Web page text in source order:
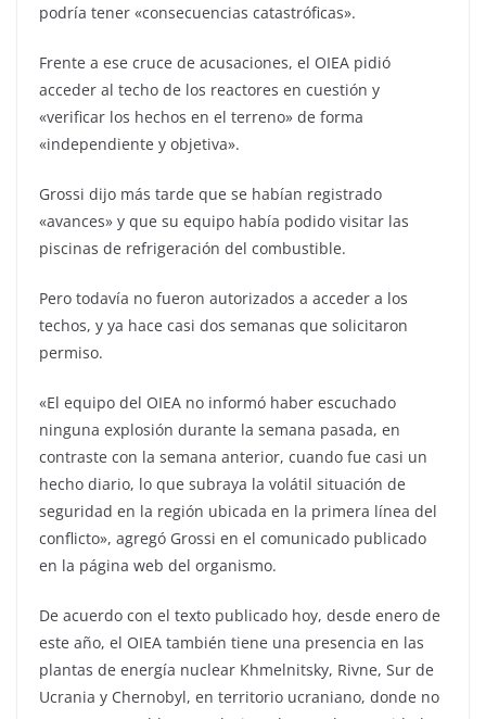
podría tener «consecuencias catastróficas».
Frente a ese cruce de acusaciones, el OIEA pidió
acceder al techo de los reactores en cuestión y
«verificar los hechos en el terreno» de forma
«independiente y objetiva».
Grossi dijo más tarde que se habían registrado
«avances» y que su equipo había podido visitar las
piscinas de refrigeración del combustible.
Pero todavía no fueron autorizados a acceder a los
techos, y ya hace casi dos semanas que solicitaron
permiso.
«El equipo del OIEA no informó haber escuchado
ninguna explosión durante la semana pasada, en
contraste con la semana anterior, cuando fue casi un
hecho diario, lo que subraya la volátil situación de
seguridad en la región ubicada en la primera línea del
conflicto», agregó Grossi en el comunicado publicado
en la página web del organismo.
De acuerdo con el texto publicado hoy, desde enero de
este año, el OIEA también tiene una presencia en las
plantas de energía nuclear Khmelnitsky, Rivne, Sur de
Ucrania y Chernobyl, en territorio ucraniano, donde no